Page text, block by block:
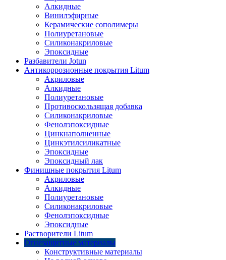
Алкидные
Винилэфирные
Керамические сополимеры
Полиуретановые
Силиконакриловые
Эпоксидные
Разбавители Jotun
Антикоррозионные покрытия Litum
Акриловые
Алкидные
Полиуретановые
Противоскользящая добавка
Силиконакриловые
Фенолэпоксидные
Цинкнаполненные
Цинкэтилсиликатные
Эпоксидные
Эпоксидный лак
Финишные покрытия Litum
Акриловые
Алкидные
Полиуретановые
Силиконакриловые
Фенолэпоксидные
Эпоксидные
Растворители Litum
Огнезащитные материалы
Конструктивные материалы